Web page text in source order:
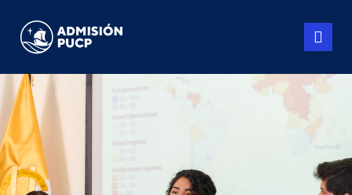
contenido
principal